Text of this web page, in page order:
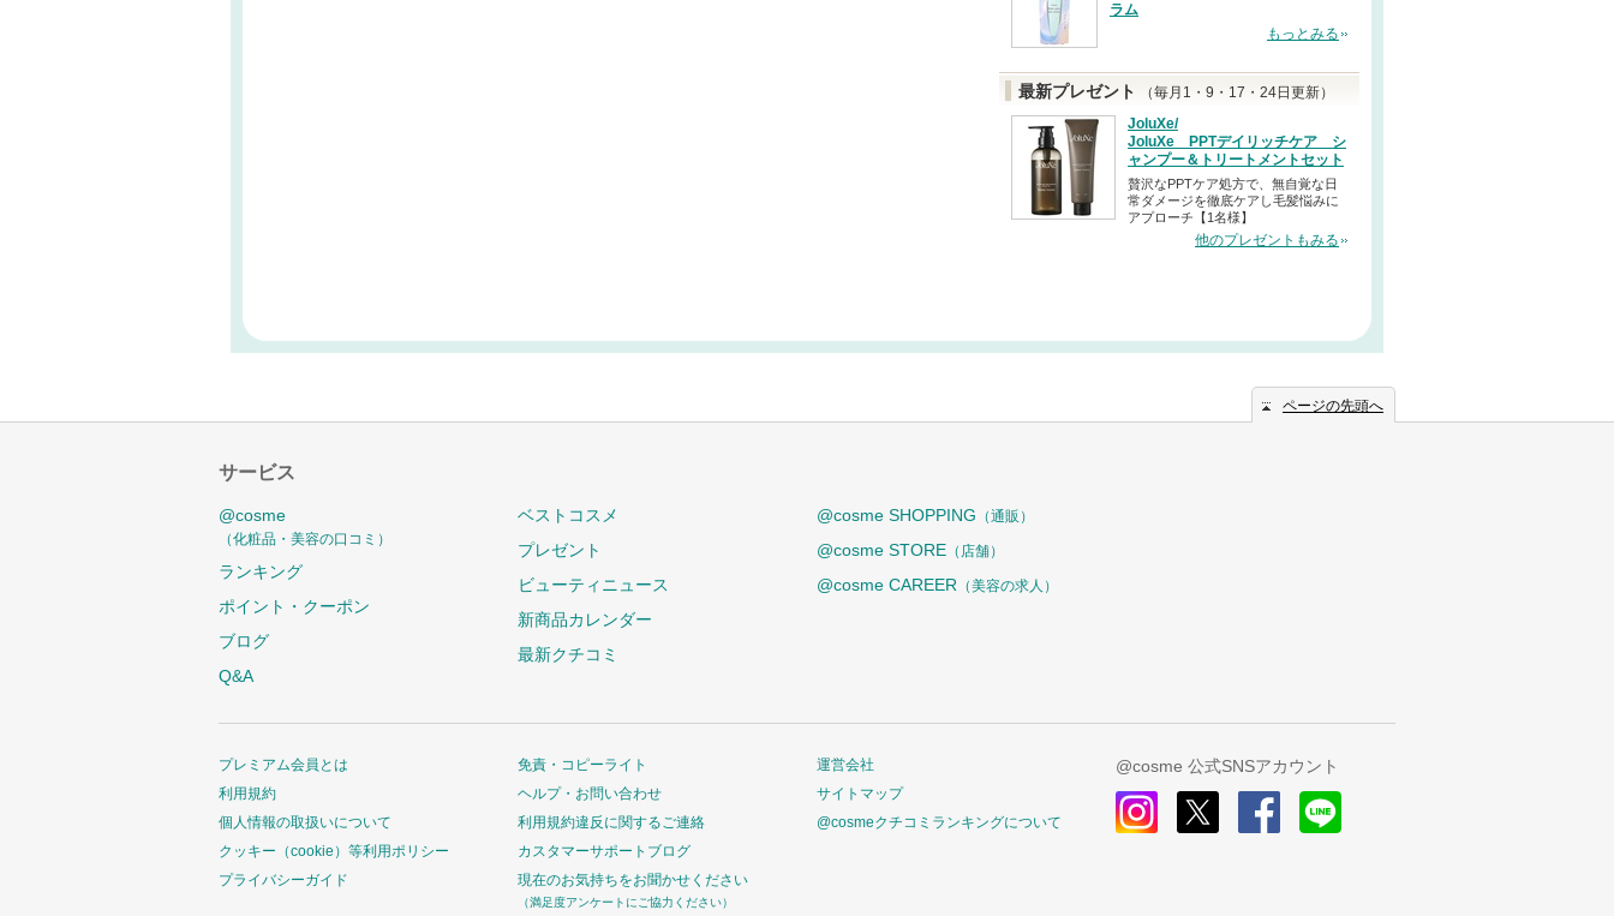
ラム
もっとみる
最新プレゼント
（毎月1・9・17・24日更新）
JoluXe/
JoluXe PPTデイリッチケア シ
ャンプー＆トリートメントセット
贅沢なPPTケア処方で、無自覚な日
常ダメージを徹底ケアし毛髪悩みに
アプローチ【1名様】
他のプレゼントもみる
ページの先頭へ
サービス
@cosme
（化粧品・美容の口コミ）
ランキング
ポイント・クーポン
ブログ
Q&A
ベストコスメ
プレゼント
ビューティニュース
新商品カレンダー
最新クチコミ
@cosme SHOPPING （通販）
@cosme STORE （店舗）
@cosme CAREER （美容の求人）
プレミアム会員とは
利用規約
個人情報の取扱いについて
クッキー（cookie）等利用ポリシー
プライバシーガイド
免責・コピーライト
ヘルプ・お問い合わせ
利用規約違反に関するご連絡
カスタマーサポートブログ
現在のお気持ちをお聞かせください
（満足度アンケートにご協力ください）
運営会社
サイトマップ
@cosmeクチコミランキングについて
@cosme 公式SNSアカウント